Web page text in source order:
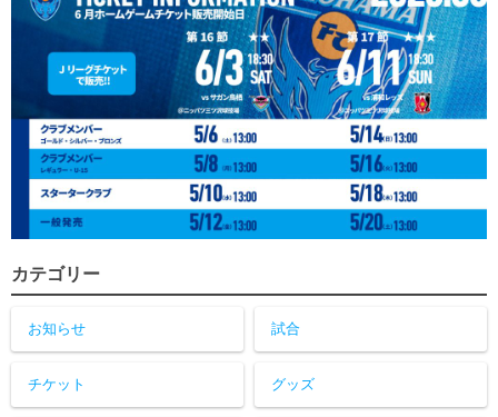
カテゴリー
お知らせ 試合
チケット グッズ